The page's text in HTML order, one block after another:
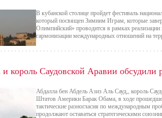
В кубанской столице пройдет фестиваль
который посвящен Зимним Играм, которые
Олимпийский» проводится в рамках
гармонизации международных отношений на
Саудовской Аравии обсудили
Абдалла бен Абдель Азиз Аль Сауд,, король
Штатов Америки Барак Обама, в ходе
тактические разногласия по международным
продолжают оставаться стратегическими